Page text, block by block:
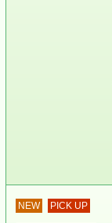
NEW PICK UP